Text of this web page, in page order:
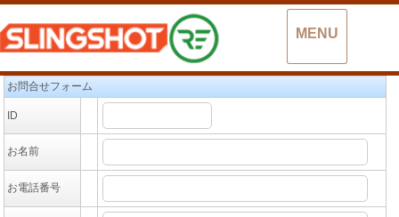
MENU
お問合せフォーム
ID
お名前
お電話番号